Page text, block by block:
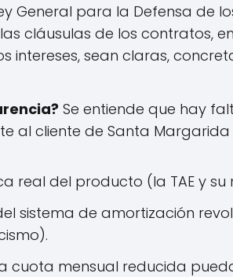
General para la Defensa de
las cláusulas de los contratos,
intereses, sean claras,
Se entiende que hay
al cliente de Santa
real del producto (la TAE y
sistema de amortización
cuota mensual reducida